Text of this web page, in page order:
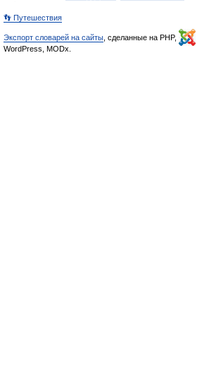
👣 Путешествия
Экспорт словарей на сайты , сделанные на PHP,
WordPress, MODx.